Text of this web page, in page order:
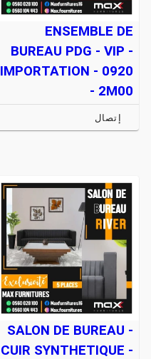
ENSEMBLE DE
BUREAU PDG - VIP -
IMPORTATION - 0920
- 2M00
إتصال
SALON DE BUREAU -
CUIR SYNTHETIQUE -